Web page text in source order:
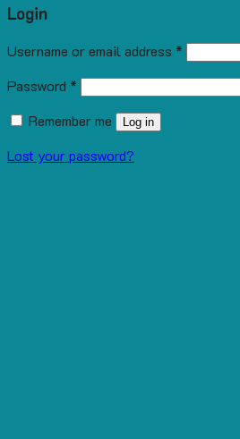
Login
Username or email address *
Password *
Remember me
Log in
Lost your password?